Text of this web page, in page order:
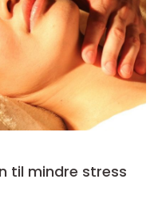
til mindre stress